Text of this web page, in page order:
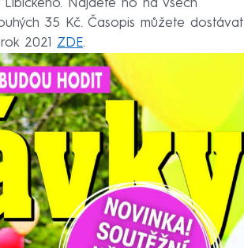
Najdete ho na všech
35 Kč. Časopis můžete dostávat
2021 ZDE.